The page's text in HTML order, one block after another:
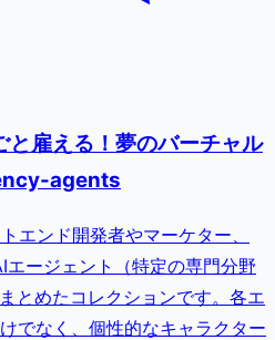
と雇える！夢のバーチャル
agents
ンド開発者やマーケター、
エージェント（特定の専門分野
とめたコレクションです。各エ
でなく、個性的なキャラクター